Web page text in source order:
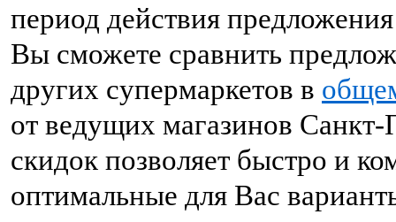
период действия
Вы сможете сравнить
других супермаркетов в
от ведущих магазинов Санкт-
скидок позволяет быстро и
оптимальные для Вас